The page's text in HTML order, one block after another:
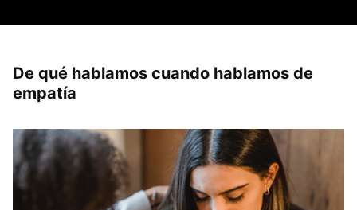
De qué hablamos cuando hablamos de
empatía